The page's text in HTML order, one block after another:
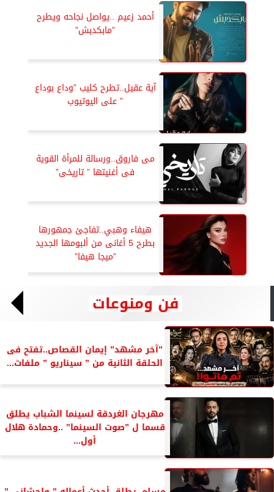
أحمد زعيم ..يواصل نجاحه ويطرح
”مابكدبش”
آية عقيل..تطرح كليب ”وداع بوداع
” على اليوتيوب
مى فاروق..ورسالة للمرأة القوية
فى أغنيتها ” تاريخى”
هيفاء وهبي..تفاجئ جمهورها
بطرح 5 أغانى من ألبومها الجديد
”ميجا هيفا”
فن ومنوعات
”آخر مشهد” إيمان القصاص..تفتح فى
الحلقة الثانية من ” سيناريو ” ملفات...
مهرجان الغردقة لسينما الشباب يطلق
قسما ل ”صوت السينما” ..وحمادة هلال
أول...